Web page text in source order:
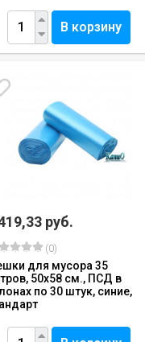
В корзину
руб.
(0)
для мусора 35
50х58 см., ПСД в
по 30 штук, синие,